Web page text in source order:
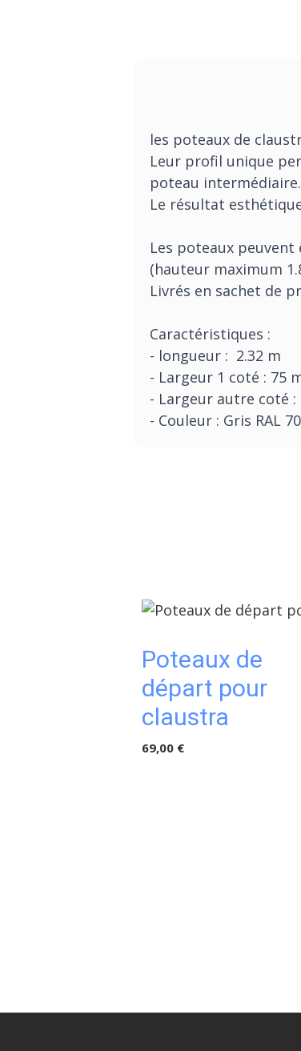
les poteaux de
Leur profil unique
poteau intermédiaire.
Le résultat
Les poteaux
(hauteur maximum
Livrés en sachet de
Caractéristiques :
- longueur : 2.32 m
- Largeur 1 coté : 75
- Largeur autre coté :
- Couleur : Gris RAL
Poteaux de
départ pour
claustra
69,00 €